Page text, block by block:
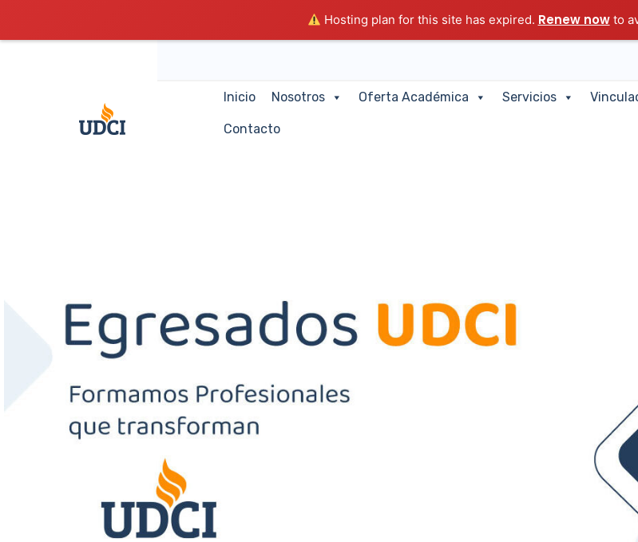
Hosting plan for this site has expired. Renew nowto
Inicio Nosotros Oferta Académica Servicios
Contacto